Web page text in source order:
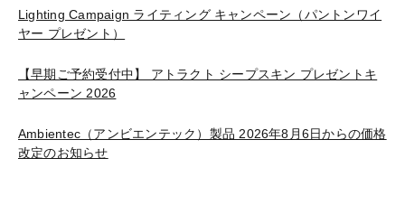
Lighting Campaign ライティング キャンペーン（パントンワイ
ヤー プレゼント）
【早期ご予約受付中】 アトラクト シープスキン プレゼントキ
ャンペーン 2026
Ambientec（アンビエンテック）製品 2026年8月6日からの価格
改定のお知らせ